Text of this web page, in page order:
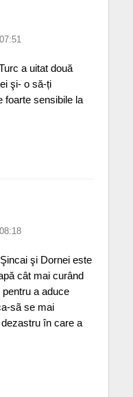
a uitat două
şi- o să-ți
foarte sensibile la
şi Dornei este
cât mai curând
a aduce
sã se mai
în care a